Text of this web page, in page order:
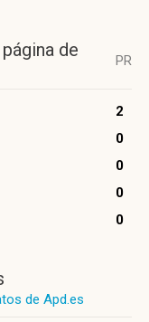
de
PR
2
0
0
0
0
de Apd.es